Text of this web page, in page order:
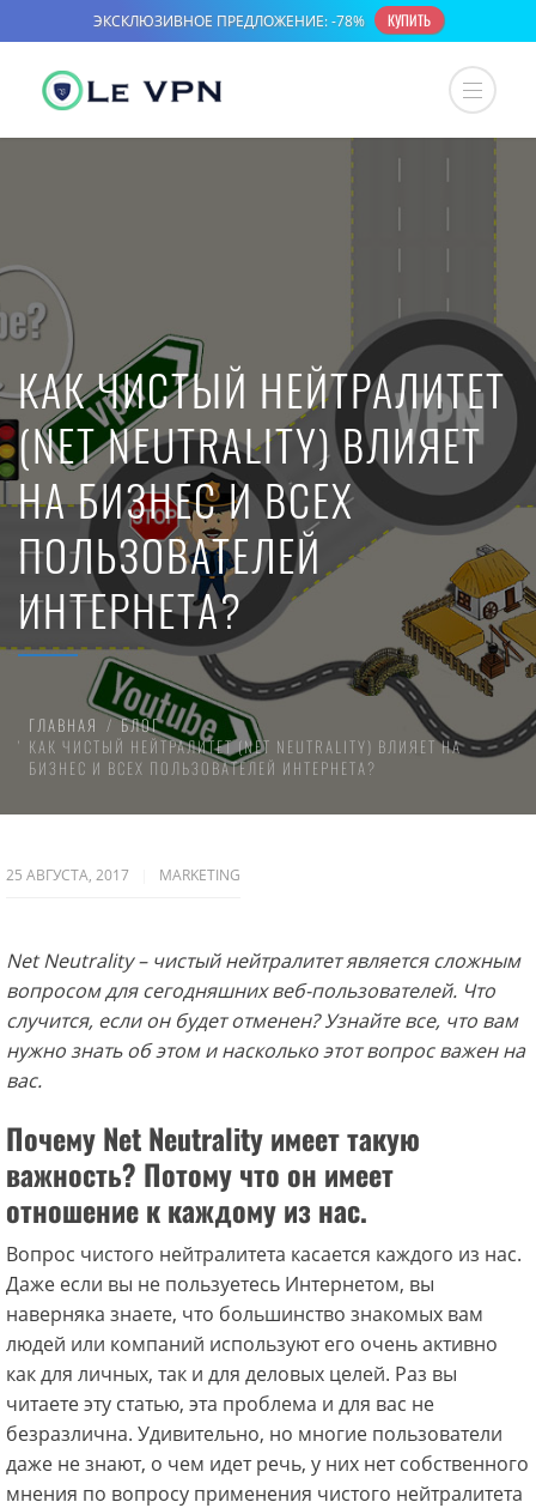
КАК ЧИСТЫЙ НЕЙТРАЛИТЕТ
(NET NEUTRALITY) ВЛИЯЕТ
НА БИЗНЕС И ВСЕХ
ПОЛЬЗОВАТЕЛЕЙ
ИНТЕРНЕТА?
ГЛАВНАЯ
БЛОГ
КАК ЧИСТЫЙ НЕЙТРАЛИТЕТ (NET NEUTRALITY) ВЛИЯЕТ НА
БИЗНЕС И ВСЕХ ПОЛЬЗОВАТЕЛЕЙ ИНТЕРНЕТА?
25 АВГУСТА, 2017 MARKETING
Net Neutrality – чистый нейтралитет является сложным
вопросом для сегодняшних веб-пользователей. Что
случится, если он будет отменен? Узнайте все, что вам
нужно знать об этом и насколько этот вопрос важен на
вас.
Почему Net Neutrality имеет такую
важность? Потому что он имеет
отношение к каждому из нас.
Вопрос чистого нейтралитета касается каждого из нас.
Даже если вы не пользуетесь Интернетом, вы
наверняка знаете, что большинство знакомых вам
людей или компаний используют его очень активно
как для личных, так и для деловых целей. Раз вы
читаете эту статью, эта проблема и для вас не
безразлична. Удивительно, но многие пользователи
даже не знают, о чем идет речь, у них нет собственного
мнения по вопросу применения чистого нейтралитета